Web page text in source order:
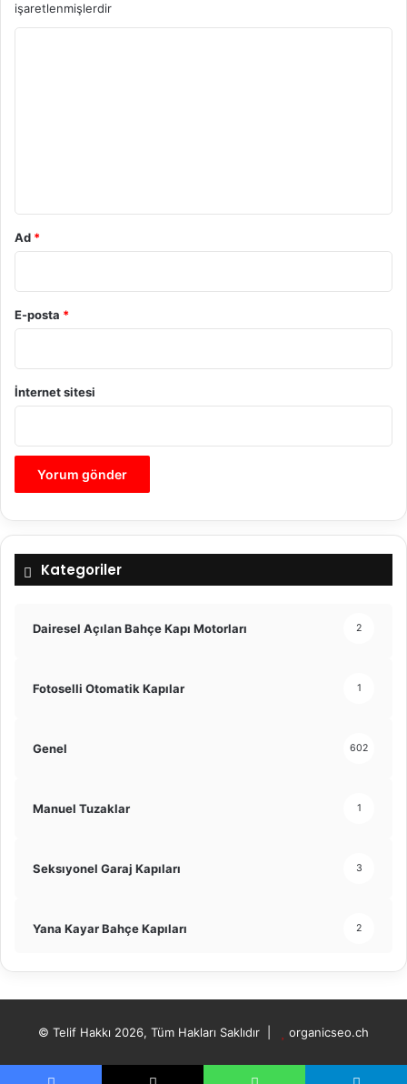
işaretlenmişlerdir
Ad *
E-posta *
İnternet sitesi
Kategoriler
Dairesel Açılan Bahçe Kapı Motorları 2
Fotoselli Otomatik Kapılar 1
Genel 602
Manuel Tuzaklar 1
Seksıyonel Garaj Kapıları 3
Yana Kayar Bahçe Kapıları 2
© Telif Hakkı 2026, Tüm Hakları Saklıdır | organicseo.ch